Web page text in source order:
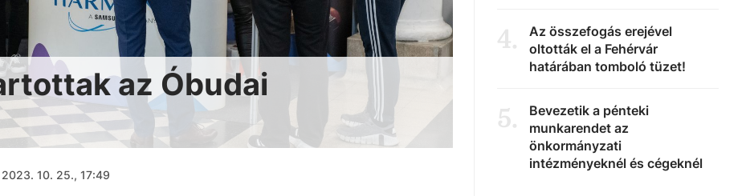
az Óbudai
2023. 10. 25., 17:49
4.
Az összefogás erejével
oltották el a Fehérvár
határában tomboló tüzet!
5.
Bevezetik a pénteki
munkarendet az
önkormányzati
intézményeknél és cégeknél